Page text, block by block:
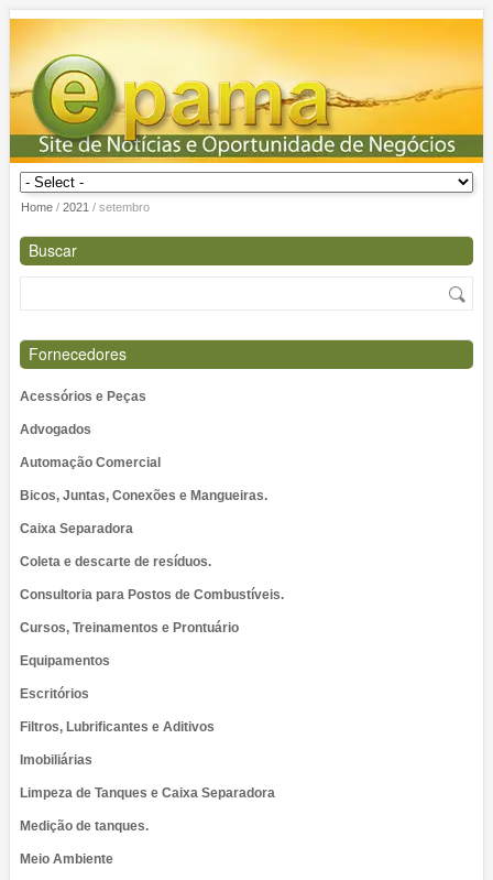
Home/ 2021 / setembro
Buscar
Fornecedores
Acessórios e Peças
Advogados
Automação Comercial
Bicos, Juntas, Conexões e Mangueiras.
Caixa Separadora
Coleta e descarte de resíduos.
Consultoria para Postos de Combustíveis.
Cursos, Treinamentos e Prontuário
Equipamentos
Escritórios
Filtros, Lubrificantes e Aditivos
Imobiliárias
Limpeza de Tanques e Caixa Separadora
Medição de tanques.
Meio Ambiente